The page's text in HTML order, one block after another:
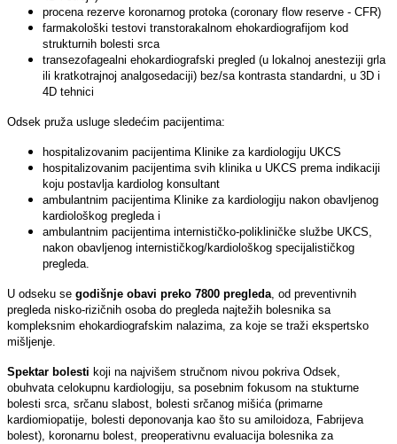
procena rezerve koronarnog protoka (coronary flow reserve - CFR)
farmakološki testovi transtorakalnom ehokardiografijom kod
strukturnih bolesti srca
transezofagealni ehokardiografski pregled (u lokalnoj anesteziji grla
ili kratkotrajnoj analgosedaciji) bez/sa kontrasta standardni, u 3D i
4D tehnici
Odsek pruža usluge sledećim pacijentima:
hospitalizovanim pacijentima Klinike za kardiologiju UKCS
hospitalizovanim pacijentima svih klinika u UKCS prema indikaciji
koju postavlјa kardiolog konsultant
ambulantnim pacijentima Klinike za kardiologiju nakon obavlјenog
kardiološkog pregleda i
ambulantnim pacijentima internističko-polikliničke službe UKCS,
nakon obavlјenog internističkog/kardiološkog specijalističkog
pregleda.
U odseku se godišnje obavi preko 7800 pregleda, od preventivnih
pregleda nisko-rizičnih osoba do pregleda najtežih bolesnika sa
kompleksnim ehokardiografskim nalazima, za koje se traži ekspertsko
mišlјenje.
Spektar bolesti koji na najvišem stručnom nivou pokriva Odsek,
obuhvata celokupnu kardiologiju, sa posebnim fokusom na stukturne
bolesti srca, srčanu slabost, bolesti srčanog mišića (primarne
kardiomiopatije, bolesti deponovanja kao što su amiloidoza, Fabrijeva
bolest), koronarnu bolest, preoperativnu evaluacija bolesnika za